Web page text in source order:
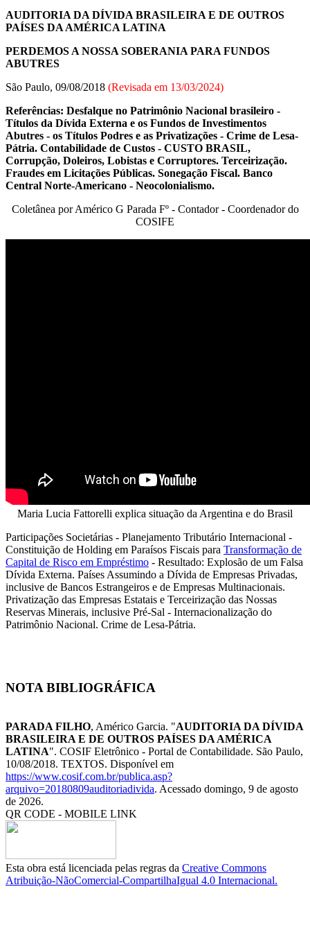
AUDITORIA DA DÍVIDA BRASILEIRA E DE OUTROS
PAÍSES DA AMÉRICA LATINA
PERDEMOS A NOSSA SOBERANIA PARA FUNDOS
ABUTRES
São Paulo, 09/08/2018 (Revisada em 13/03/2024)
Referências: Desfalque no Patrimônio Nacional brasileiro -
Títulos da Dívida Externa e os Fundos de Investimentos
Abutres - os Títulos Podres e as Privatizações - Crime de Lesa-
Pátria. Contabilidade de Custos - CUSTO BRASIL,
Corrupção, Doleiros, Lobistas e Corruptores. Terceirização.
Fraudes em Licitações Públicas. Sonegação Fiscal. Banco
Central Norte-Americano - Neocolonialismo.
Coletânea por Américo G Parada Fº - Contador - Coordenador do
COSIFE
Maria Lucia Fattorelli explica situação da Argentina e do Brasil
Participações Societárias - Planejamento Tributário Internacional -
Constituição de Holding em Paraísos Fiscais para Transformação de
Capital de Risco em Empréstimo - Resultado: Explosão de um Falsa
Dívida Externa. Países Assumindo a Dívida de Empresas Privadas,
inclusive de Bancos Estrangeiros e de Empresas Multinacionais.
Privatização das Empresas Estatais e Terceirização das Nossas
Reservas Minerais, inclusive Pré-Sal - Internacionalização do
Patrimônio Nacional. Crime de Lesa-Pátria.
NOTA BIBLIOGRÁFICA
PARADA FILHO, Américo Garcia. "AUDITORIA DA DÍVIDA
BRASILEIRA E DE OUTROS PAÍSES DA AMÉRICA
LATINA". COSIF Eletrônico - Portal de Contabilidade. São Paulo,
10/08/2018. TEXTOS. Disponível em
https://www.cosif.com.br/publica.asp?
arquivo=20180809auditoriadivida. Acessado domingo, 9 de agosto
de 2026.
QR CODE - MOBILE LINK
Esta obra está licenciada pelas regras da Creative Commons
Atribuição-NãoComercial-CompartilhaIgual 4.0 Internacional.